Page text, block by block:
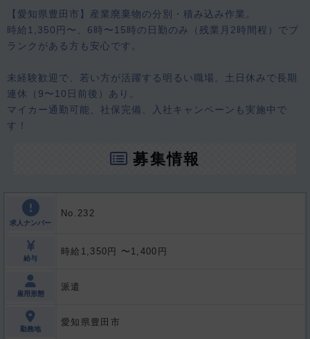
【愛知県豊田市】産業廃棄物の分別・積み込み作業。
時給1,350円〜、6時〜15時の日勤のみ（残業月2時間程）でブ
ランクがある方も安心です。
未経験歓迎で、若い方が活躍する明るい職場。土日休みで長期
連休（9〜10日前後）あり。
マイカー通勤可能、社保完備、入社キャンペーンも実施中で
す！
募集情報
求人ナンバー
No.232
給与
時給1,350円 〜1,400円
雇用形態
派遣
勤務地
愛知県豊田市